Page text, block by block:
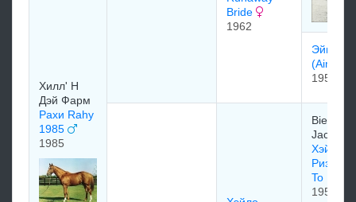
Xилл' H
Дэй Фаpм
Рахи Rahy
1985
1985
Bride
1962
Эйми
(Aimee)
1957
Bieber-
Jacobs
Хэйл Ту
Ризон
To
1958